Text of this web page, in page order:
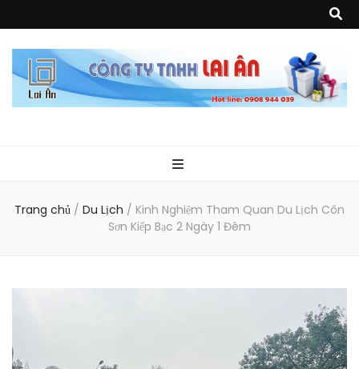
Ân
phẩm về nhựa như áo mưa, túi nhựa, handger…Đặc biệt là các sản phẩm
từ MICA, MDF, FORMAT như tủ trưng bày, quầy, kệ, Tray…
Trang chủ / Du Lịch / Kinh Nghiệm Tham Quan Du Lịch Côn
Sơn Kiếp Bạc 2 Ngày 1 Đêm